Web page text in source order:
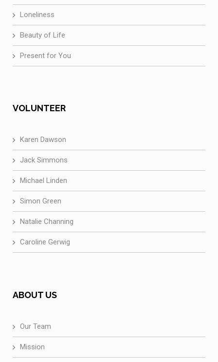
Loneliness
Beauty of Life
Present for You
VOLUNTEER
Karen Dawson
Jack Simmons
Michael Linden
Simon Green
Natalie Channing
Caroline Gerwig
ABOUT US
Our Team
Mission